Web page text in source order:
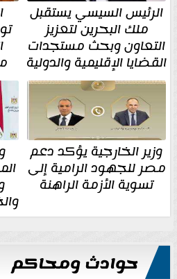
الرئيس السيسي يستقبل
ملك البحرين لتعزيز
التعاون وبحث مستجدات
القضايا الإقليمية والدولية
وزير الخارجية يؤكد دعم
مصر للجهود الرامية إلى
تسوية الأزمة الراهنة
حوادث ومحاكم